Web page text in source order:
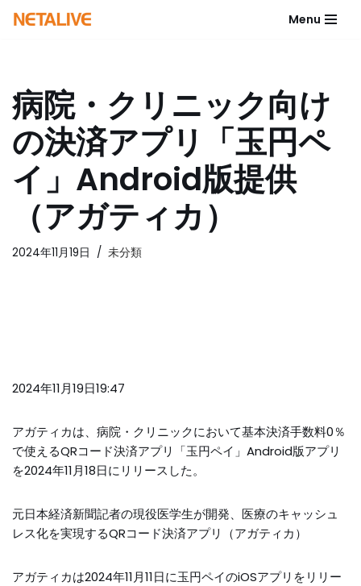
ン
ツ
へ
ス
キ
Menu
病院・クリニック向け
の決済アプリ「玉円ペ
イ」Android版提供
（アガティカ）
2024年11月19日 未分類
2024年11月19日19:47
アガティカは、病院・クリニックにおいて基本決済手数料0％
で使えるQRコード決済アプリ「玉円ペイ」Android版アプリ
を2024年11月18日にリリースした。
元日本経済新聞記者の現役医学生が開発、医療のキャッシュ
レス化を実現するQRコード決済アプリ（アガティカ）
アガティカは2024年11月11日に玉円ペイのiOSアプリをリリー